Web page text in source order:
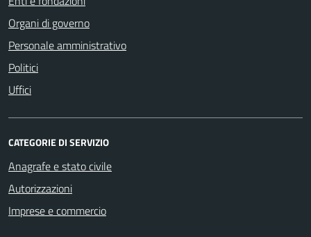
Organi di governo
Personale amministrativo
Politici
Uffici
CATEGORIE DI SERVIZIO
Anagrafe e stato civile
Autorizzazioni
Imprese e commercio